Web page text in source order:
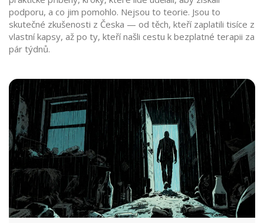
podporu, a co jim pomohlo. Nejsou to teorie. Jsou to
skutečné zkušenosti z Česka — od těch, kteří zaplatili tisíce z
vlastní kapsy, až po ty, kteří našli cestu k bezplatné terapii za
pár týdnů.